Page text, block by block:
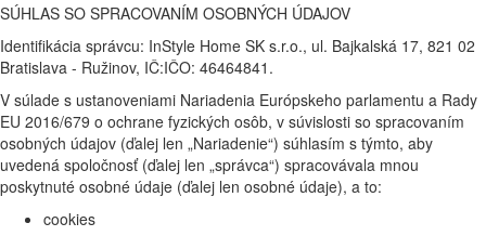
SÚHLAS SO SPRACOVANÍM OSOBNÝCH ÚDAJOV
Identifikácia správcu: InStyle Home SK s.r.o., ul. Bajkalská 17, 821 02
Bratislava - Ružinov, IČ:IČO: 46464841.
V súlade s ustanoveniami Nariadenia Európskeho parlamentu a Rady
EU 2016/679 o ochrane fyzických osôb, v súvislosti so spracovaním
osobných údajov (ďalej len „Nariadenie“) súhlasím s týmto, aby
uvedená spoločnosť (ďalej len „správca“) spracovávala mnou
poskytnuté osobné údaje (ďalej len osobné údaje), a to:
cookies